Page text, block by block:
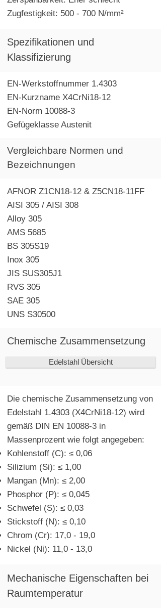
Zugfestigkeit: 500 - 700 N/mm²
Spezifikationen und
Klassifizierung
EN-Werkstoffnummer 1.4303
EN-Kurzname X4CrNi18-12
EN-Norm 10088-3
Gefügeklasse Austenit
Vergleichbare Normen und
Bezeichnungen
AFNOR Z1CN18-12 & Z5CN18-11FF
AISI 305 / AISI 308
Alloy 305
AMS 5685
BS 305S19
Inox 305
JIS SUS305J1
RVS 305
SAE 305
UNS S30500
Chemische Zusammensetzung
Edelstahl Übersicht
Die chemische Zusammensetzung von
Edelstahl 1.4303 (X4CrNi18-12) wird
gemäß DIN EN 10088-3 in
Massenprozent wie folgt angegeben:
Kohlenstoff (C): ≤ 0,06
Silizium (Si): ≤ 1,00
Mangan (Mn): ≤ 2,00
Phosphor (P): ≤ 0,045
Schwefel (S): ≤ 0,03
Stickstoff (N): ≤ 0,10
Chrom (Cr): 17,0 - 19,0
Nickel (Ni): 11,0 - 13,0
Mechanische Eigenschaften bei
Raumtemperatur